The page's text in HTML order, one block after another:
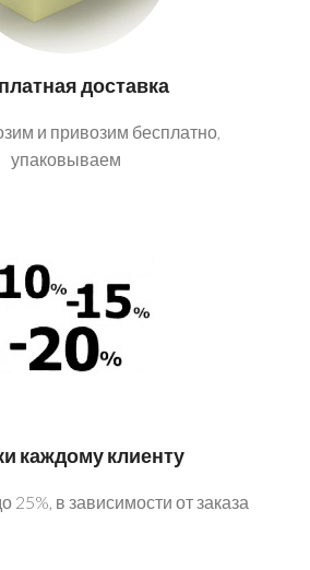
доставка
и привозим бесплатно,
упаковываем
каждому клиенту
25%, в зависимости от заказа